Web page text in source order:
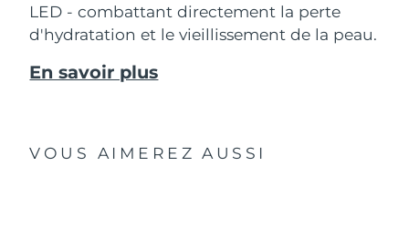
LED - combattant directement la perte
d'hydratation et le vieillissement de la peau.
En savoir plus
VOUS AIMEREZ AUSSI